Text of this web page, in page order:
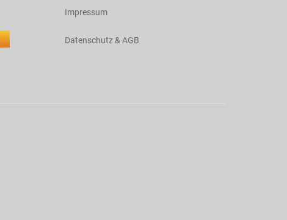
Impressum
Datenschutz & AGB